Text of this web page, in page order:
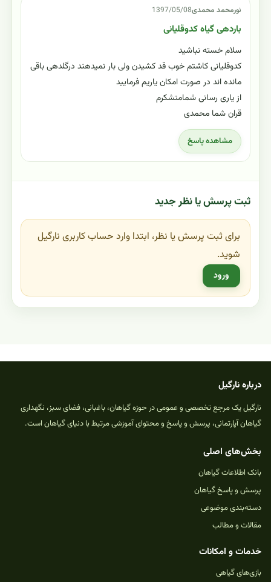
نورمحمد محمدی1397/05/08
باردهی گیاه کدوقلیانی
سلام خسته نباشید
کدوقلیانی کاشتم خوب قد کشیدن ولی بار نمیدهند درگلدهی باقی
مانده اند در صورت امکان یاریم فرمایید
از یاری رسانی شمامتشکرم
قران شما محمدی
مشاهده پاسخ
ثبت پرسش یا نظر جدید
برای ثبت پرسش یا نظر، ابتدا وارد حساب کاربری نارگیل
شوید.
ورود
درباره نارگیل
نارگیل یک مرجع تخصصی و عمومی در حوزه گیاهان، باغبانی، فضای سبز، نگهداری
گیاهان آپارتمانی، پرسش و پاسخ و محتوای آموزشی مرتبط با دنیای گیاهان است.
بخش‌های اصلی
بانک اطلاعات گیاهان
پرسش و پاسخ گیاهان
دسته‌بندی موضوعی
مقالات و مطالب
خدمات و امکانات
بازی‌های گیاهی